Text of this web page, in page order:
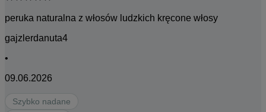
peruka naturalna z włosów ludzkich kręcone włosy
gajzlerdanuta4
•
09.06.2026
Szybko nadane